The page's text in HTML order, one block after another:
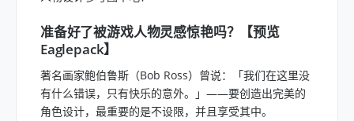
准备好了被游戏人物灵感惊艳吗？【预览
Eaglepack】
著名画家鲍伯鲁斯（Bob Ross）曾说：「我们在这里没
有什么错误，只有快乐的意外。」——要创造出完美的
角色设计，最重要的是不设限，并且享受其中。